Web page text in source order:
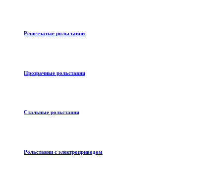
Решетчатые рольставни
Прозрачные рольставни
Стальные рольставни
Рольставни с электроприводом